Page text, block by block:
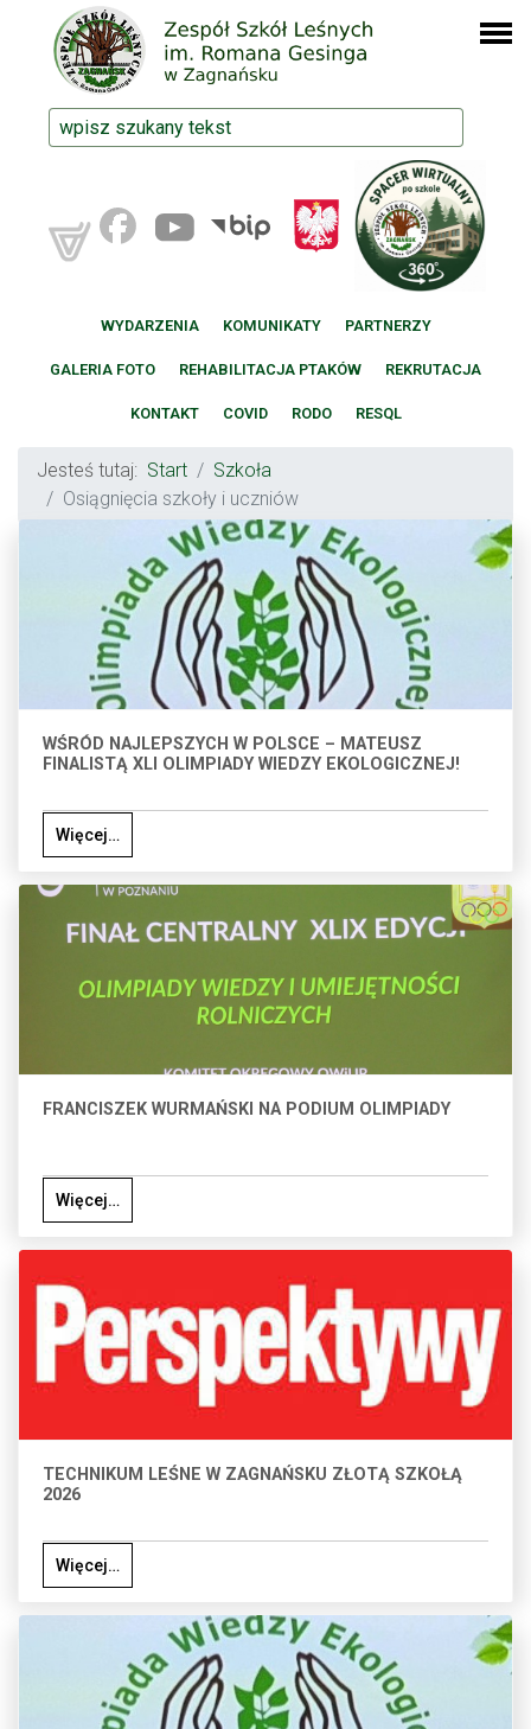
WYDARZENIA KOMUNIKATY PARTNERZY
GALERIA FOTO REHABILITACJA PTAKÓW REKRUTACJA
KONTAKT COVID RODO RESQL
Jesteś tutaj: Start
Szkoła
Osiągnięcia szkoły i uczniów
WŚRÓD NAJLEPSZYCH W POLSCE – MATEUSZ
FINALISTĄ XLI OLIMPIADY WIEDZY EKOLOGICZNEJ!
Więcej…
FRANCISZEK WURMAŃSKI NA PODIUM OLIMPIADY
Więcej…
TECHNIKUM LEŚNE W ZAGNAŃSKU ZŁOTĄ SZKOŁĄ
2026
Więcej…